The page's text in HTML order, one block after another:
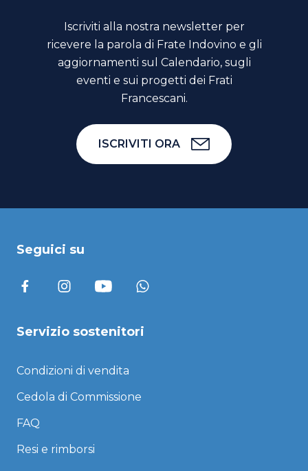
Iscriviti alla nostra newsletter per
ricevere la parola di Frate Indovino e gli
aggiornamenti sul Calendario, sugli
eventi e sui progetti dei Frati
Francescani.
ISCRIVITI ORA
Seguici su
Servizio sostenitori
Condizioni di vendita
Cedola di Commissione
FAQ
Resi e rimborsi